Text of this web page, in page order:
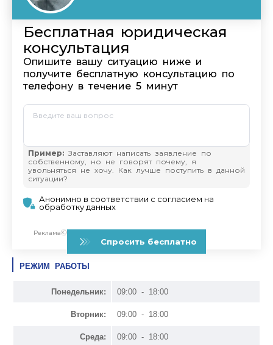
РЕЖИМ РАБОТЫ
Понедельник: 09:00 - 18:00
Вторник: 09:00 - 18:00
Среда: 09:00 - 18:00